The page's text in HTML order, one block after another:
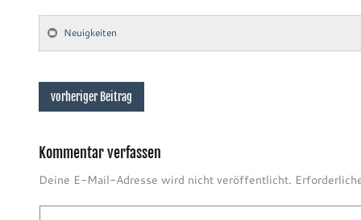
Neuigkeiten
vorheriger Beitrag
Kommentar verfassen
Deine E-Mail-Adresse wird nicht veröffentlicht.